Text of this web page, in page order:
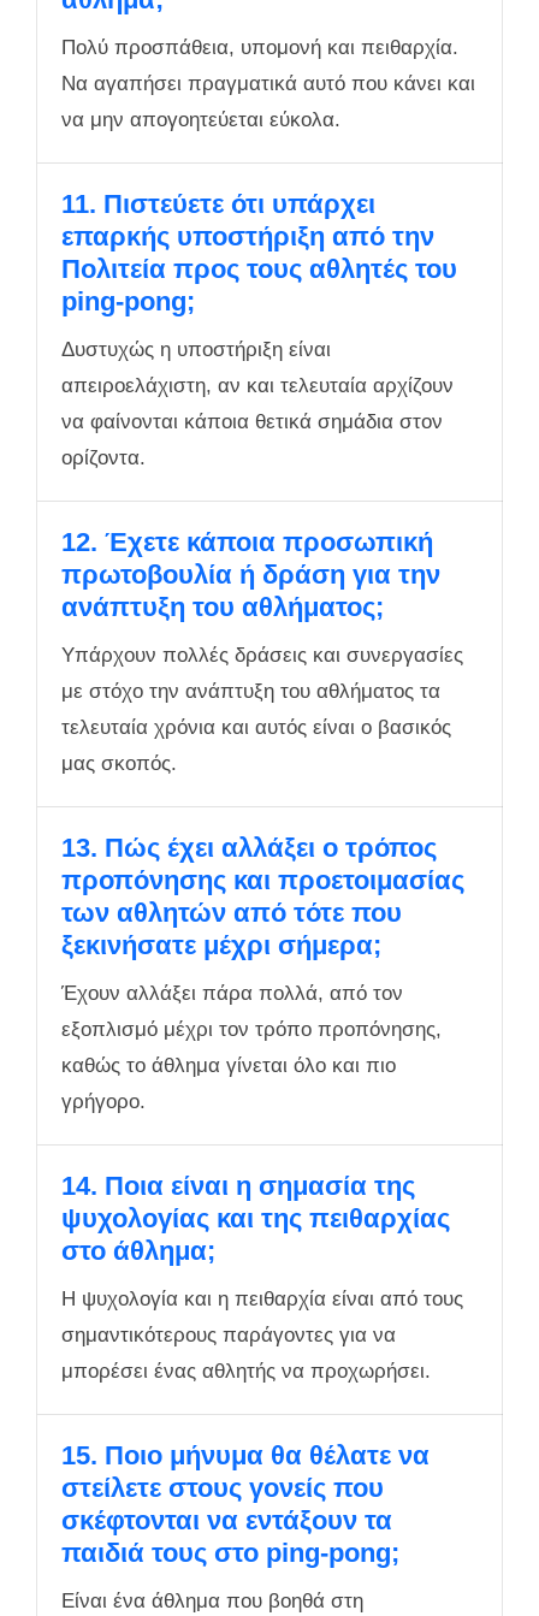
Πολύ προσπάθεια, υπομονή και πειθαρχία.
Να αγαπήσει πραγματικά αυτό που κάνει και
να μην απογοητεύεται εύκολα.
11. Πιστεύετε ότι υπάρχει
επαρκής υποστήριξη από την
Πολιτεία προς τους αθλητές του
ping-pong;
Δυστυχώς η υποστήριξη είναι
απειροελάχιστη, αν και τελευταία αρχίζουν
να φαίνονται κάποια θετικά σημάδια στον
ορίζοντα.
12. Έχετε κάποια προσωπική
πρωτοβουλία ή δράση για την
ανάπτυξη του αθλήματος;
Υπάρχουν πολλές δράσεις και συνεργασίες
με στόχο την ανάπτυξη του αθλήματος τα
τελευταία χρόνια και αυτός είναι ο βασικός
μας σκοπός.
13. Πώς έχει αλλάξει ο τρόπος
προπόνησης και προετοιμασίας
των αθλητών από τότε που
ξεκινήσατε μέχρι σήμερα;
Έχουν αλλάξει πάρα πολλά, από τον
εξοπλισμό μέχρι τον τρόπο προπόνησης,
καθώς το άθλημα γίνεται όλο και πιο
γρήγορο.
14. Ποια είναι η σημασία της
ψυχολογίας και της πειθαρχίας
στο άθλημα;
Η ψυχολογία και η πειθαρχία είναι από τους
σημαντικότερους παράγοντες για να
μπορέσει ένας αθλητής να προχωρήσει.
15. Ποιο μήνυμα θα θέλατε να
στείλετε στους γονείς που
σκέφτονται να εντάξουν τα
παιδιά τους στο ping-pong;
Είναι ένα άθλημα που βοηθά στη